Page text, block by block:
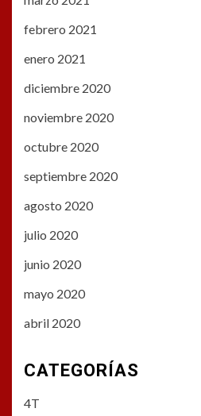
febrero 2021
enero 2021
diciembre 2020
noviembre 2020
octubre 2020
septiembre 2020
agosto 2020
julio 2020
junio 2020
mayo 2020
abril 2020
CATEGORÍAS
4T